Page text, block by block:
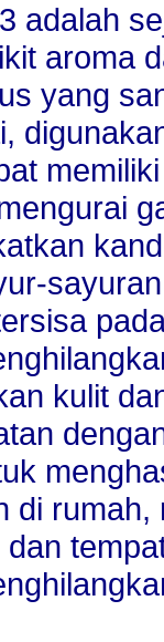
adalah
aroma
yang
kulit
di